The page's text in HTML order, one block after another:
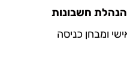
חשבונות
ומבחן כניסה